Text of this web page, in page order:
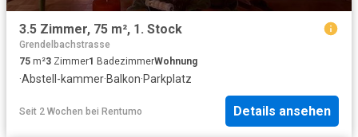
3.5 Zimmer, 75 m², 1. Stock
Grendelbachstrasse
75 m²3 Zimmer1 BadezimmerWohnung
·Abstell-kammer·Balkon·Parkplatz
Seit 2 Wochen bei Rentumo Details ansehen